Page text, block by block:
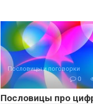
Пословицы и поговорки
0
Пословицы про